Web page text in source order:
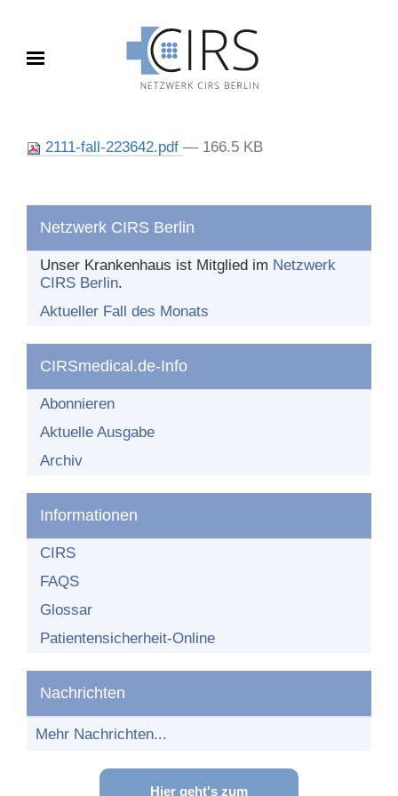
Toggle navigation
BERICHTEN
Was und wie berichten?
Nach dem Bericht
DAS NETZWERK
Organisationsstruktur
Teilnehmende Einrichtungen
Teilnehmer-Bereich
Teilnahme am Netzwerk
2111-fall-223642.pdf — 166.5 KB
Netzwerk CIRS Berlin
Unser Krankenhaus ist Mitglied im Netzwerk
CIRS Berlin.
Aktueller Fall des Monats
CIRSmedical.de-Info
Abonnieren
Aktuelle Ausgabe
Archiv
Informationen
CIRS
FAQS
Glossar
Patientensicherheit-Online
Nachrichten
Mehr Nachrichten...
Hier geht's zum